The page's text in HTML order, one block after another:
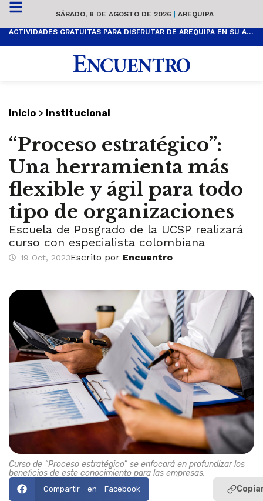
SÁBADO, 8 DE AGOSTO DE 2026 | AREQUIPA
ACTIVIDADES GRATUITAS PARA DISFRUTAR DE AREQUIPA EN SU ANIVERSARIO
Inicio > Institucional
“Proceso estratégico”:
Una herramienta más
flexible y ágil para todo
tipo de organizaciones
Escuela de Posgrado de la UCSP realizará
curso con especialista colombiana
19 Oct, 2023Escrito por Encuentro
Curso de “Proceso estratégico” se enfocará en profundizar los
beneficios de este conocimiento para las empresas.
Compartir en Facebook